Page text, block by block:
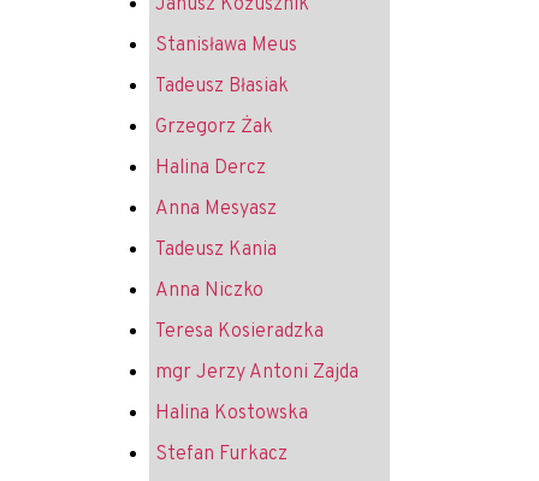
Stanisława Meus
Tadeusz Błasiak
Grzegorz Żak
Halina Dercz
Anna Mesyasz
Tadeusz Kania
Anna Niczko
Teresa Kosieradzka
mgr Jerzy Antoni Zajda
Halina Kostowska
Stefan Furkacz